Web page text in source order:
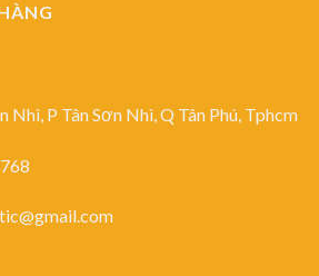
Nhì, P Tân Sơn Nhì, Q Tân Phú, Tphcm